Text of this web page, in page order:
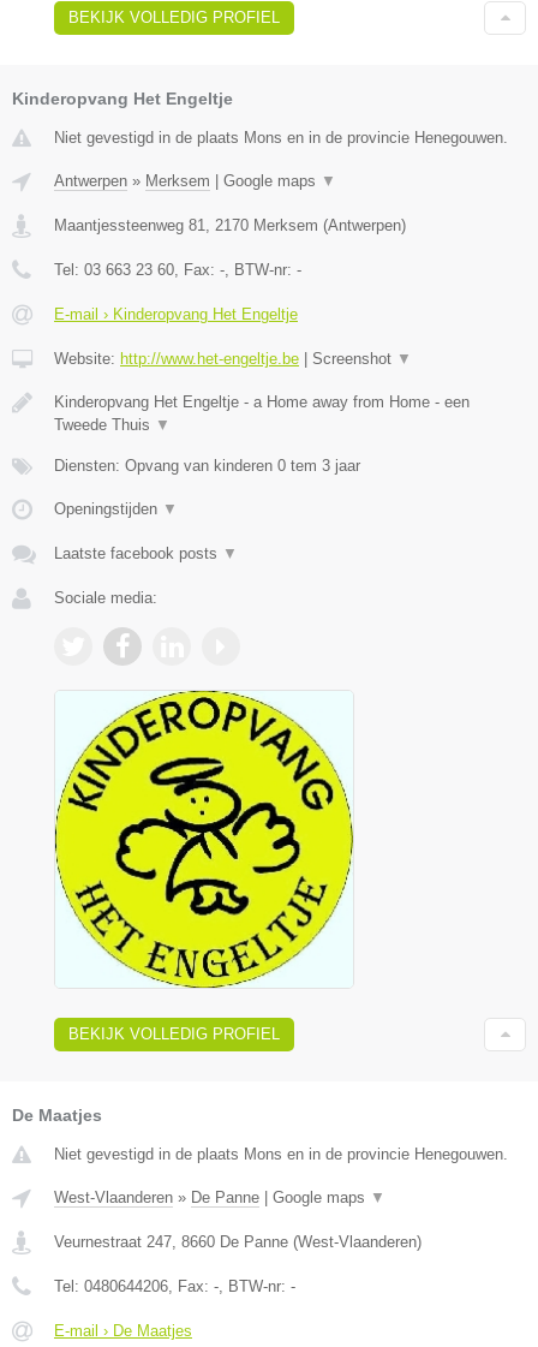
BEKIJK VOLLEDIG PROFIEL
Kinderopvang Het Engeltje
Niet gevestigd in de plaats Mons en in de provincie Henegouwen.
Antwerpen » Merksem | Google maps ▼
Maantjessteenweg 81 2170 Merksem (Antwerpen)
Tel: 03 663 23 60 , Fax: - , BTW-nr: -
E-mail › Kinderopvang Het Engeltje
Website: http://www.het-engeltje.be | Screenshot ▼
Kinderopvang Het Engeltje - a Home away from Home - een
Tweede Thuis ▼
Diensten: Opvang van kinderen 0 tem 3 jaar
Openingstijden ▼
Laatste facebook posts ▼
Sociale media:
BEKIJK VOLLEDIG PROFIEL
De Maatjes
Niet gevestigd in de plaats Mons en in de provincie Henegouwen.
West-Vlaanderen » De Panne | Google maps ▼
Veurnestraat 247 8660 De Panne (West-Vlaanderen)
Tel: 0480644206 , Fax: - , BTW-nr: -
E-mail › De Maatjes